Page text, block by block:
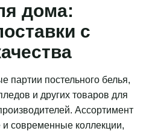
дома:
с
партии постельного белья,
и других товаров для
Ассортимент
и современные коллекции,